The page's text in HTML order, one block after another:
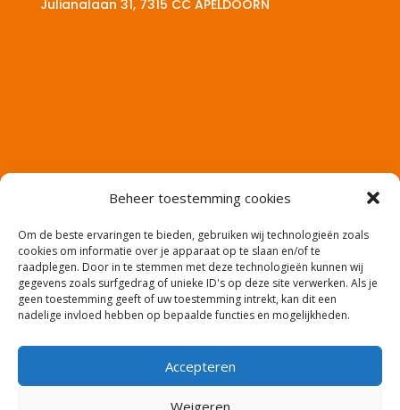
Beheer toestemming cookies
Om de beste ervaringen te bieden, gebruiken wij technologieën zoals
cookies om informatie over je apparaat op te slaan en/of te
raadplegen. Door in te stemmen met deze technologieën kunnen wij
gegevens zoals surfgedrag of unieke ID's op deze site verwerken. Als je
geen toestemming geeft of uw toestemming intrekt, kan dit een
nadelige invloed hebben op bepaalde functies en mogelijkheden.
Accepteren
Weigeren
Julianalaan 31, 7315 CCAPELDOORN
Website en productie: Co2media.nl – Copyright: